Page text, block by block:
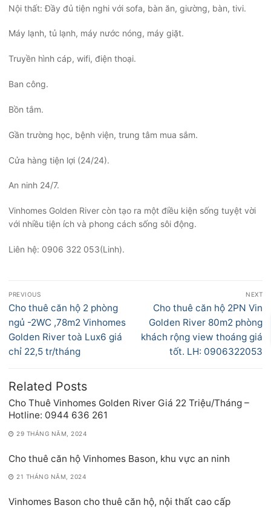
Nội thất: Đầy đủ tiện nghi với sofa, bàn ăn, giường, bàn, tivi.
Máy lạnh, tủ lạnh, máy nước nóng, máy giặt.
Truyền hình cáp, wifi, điện thoại.
Ban công.
Bồn tắm.
Gần trường học, bệnh viện, trung tâm mua sắm.
Cửa hàng tiện lợi (24/24).
An ninh 24/7.
Vinhomes Golden River còn tạo ra một điều kiện sống tuyệt vời
với nhiều tiện ích và phong cách sống sôi động.
Liên hệ: 0906 322 053(Linh).
Điều
hướng
bài
viết
PREVIOUS
Previous
post:
Cho thuê căn hộ 2 phòng
ngủ -2WC ,78m2 Vinhomes
Golden River toà Lux6 giá
chỉ 22,5 tr/tháng
NEXT
Next
post:
Cho thuê căn hộ 2PN Vin
Golden River 80m2 phòng
khách rộng view thoáng giá
tốt. LH: 0906322053
Related Posts
Cho Thuê Vinhomes Golden River Giá 22 Triệu/Tháng –
Hotline: 0944 636 261
29 THÁNG NĂM, 2024
Cho thuê căn hộ Vinhomes Bason, khu vực an ninh
21 THÁNG NĂM, 2024
Vinhomes Bason cho thuê căn hộ, nội thất cao cấp